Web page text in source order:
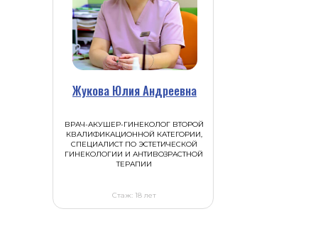
Жукова Юлия Андреевна
ВРАЧ-АКУШЕР-ГИНЕКОЛОГ ВТОРОЙ
КВАЛИФИКАЦИОННОЙ КАТЕГОРИИ,
СПЕЦИАЛИСТ ПО ЭСТЕТИЧЕСКОЙ
ГИНЕКОЛОГИИ И АНТИВОЗРАСТНОЙ
ТЕРАПИИ
Стаж: 18 лет